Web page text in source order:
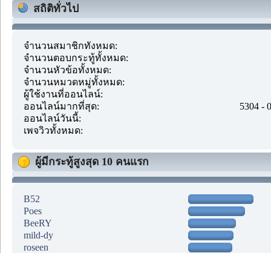
สถิติทั่วไป
จำนวนสมาชิกทั้งหมด:
จำนวนตอบกระทู้ทั้งหมด:
จำนวนหัวข้อทั้งหมด:
จำนวนหมวดหมู่ทั้งหมด:
ผู้ใช้งานที่ออนไลน์:
ออนไลน์มากที่สุด:
5304 -
ออนไลน์วันนี้:
เพจวิวทั้งหมด:
ผู้มีกระทู้สูงสุด 10 คนแรก
B52
Poes
BeeRY
mild-dy
roseen